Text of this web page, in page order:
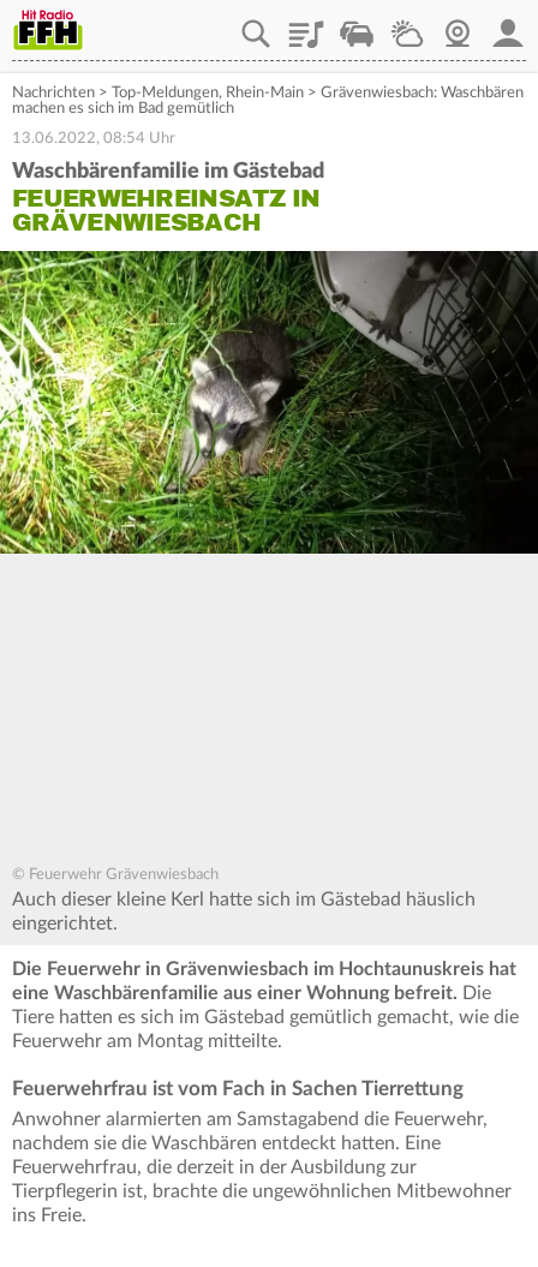
PlaylistStaupilotWetterWebcam
Nachrichten > Top-Meldungen, Rhein-Main > Grävenwiesbach: Waschbären
machen es sich im Bad gemütlich
13.06.2022, 08:54 Uhr
Waschbärenfamilie im Gästebad
FEUERWEHREINSATZ IN
GRÄVENWIESBACH
© Feuerwehr Grävenwiesbach
Auch dieser kleine Kerl hatte sich im Gästebad häuslich
eingerichtet.
Die Feuerwehr in Grävenwiesbach im Hochtaunuskreis hat
eine Waschbärenfamilie aus einer Wohnung befreit. Die
Tiere hatten es sich im Gästebad gemütlich gemacht, wie die
Feuerwehr am Montag mitteilte.
Feuerwehrfrau ist vom Fach in Sachen Tierrettung
Anwohner alarmierten am Samstagabend die Feuerwehr,
nachdem sie die Waschbären entdeckt hatten. Eine
Feuerwehrfrau, die derzeit in der Ausbildung zur
Tierpflegerin ist, brachte die ungewöhnlichen Mitbewohner
ins Freie.